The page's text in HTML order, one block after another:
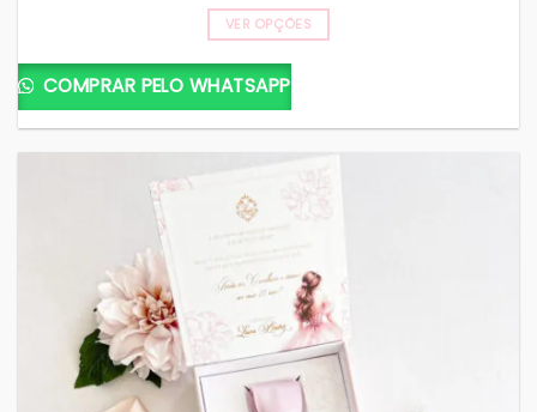
VER OPÇÕES
COMPRAR PELO WHATSAPP